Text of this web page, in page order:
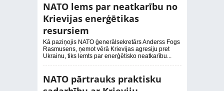
NATO lems par neatkarību no
Krievijas enerģētikas
resursiem
Kā paziņojis NATO ģenerālsekretārs Anderss Fogs
Rasmusens, ņemot vērā Krievijas agresiju pret
Ukrainu, tiks lemts par enerģētisko neatkarību...
NATO pārtrauks praktisku